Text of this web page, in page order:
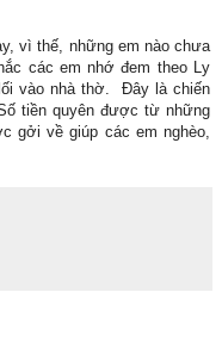
vì thế, những em nào chưa
các em nhớ đem theo Ly
vào nhà thờ. Đây là chiến
tiền quyên được từ những
gởi về giúp các em nghèo,